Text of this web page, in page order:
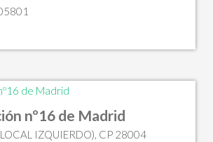
nº16 de Madrid
IZQUIERDO), CP 28004